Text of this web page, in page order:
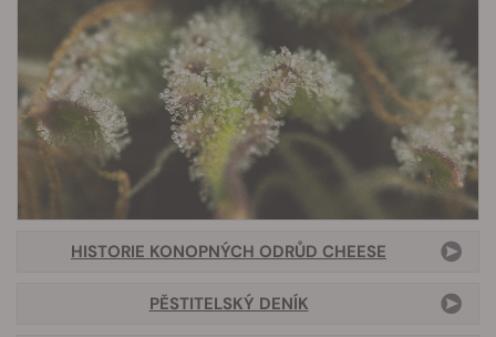
HISTORIE KONOPNÝCH ODRŮD CHEESE
PĚSTITELSKÝ DENÍK